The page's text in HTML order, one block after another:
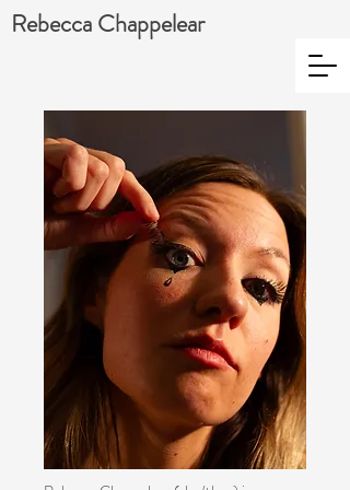
Rebecca Chappelear